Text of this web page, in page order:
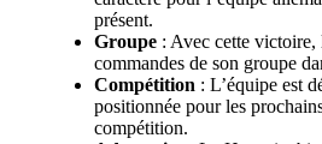
présent.
Groupe : Avec cette victoire,
commandes de son groupe
Compétition : L’équipe est
positionnée pour les
compétition.